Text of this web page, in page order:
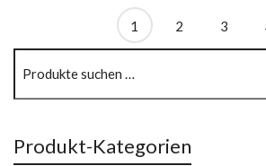
1 2 3
Produkt-Kategorien